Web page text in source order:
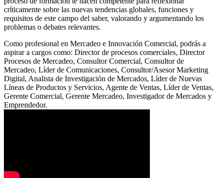
críticamente sobre las nuevas tendencias globales, funciones y
requisitos de este campo del saber, valorando y argumentando los
problemas o debates relevantes.
Como profesional en Mercadeo e Innovación Comercial, podrás a
aspirar a cargos como: Director de procesos comerciales, Director
Procesos de Mercadeo, Consultor Comercial, Consultor de
Mercadeo, Líder de Comunicaciones, Consultor/Asesor Marketing
Digital, Analista de Investigación de Mercados, Líder de Nuevas
Líneas de Productos y Servicios, Agente de Ventas, Líder de Ventas,
Gerente Comercial, Gerente Mercadeo, Investigador de Mercados y
Emprendedor.